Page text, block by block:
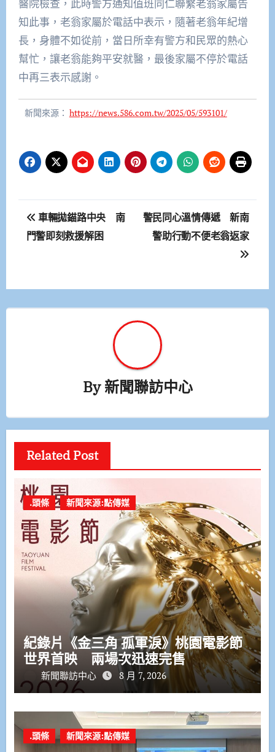
醫院檢查，此時警方通知值班同仁聯繫老翁家屬告
知此事，老翁家屬於電話中表示，隨著老翁年紀增
長，身體不如從前，當日所幸有警方和民眾的熱心
幫忙，讓老翁能夠平安就醫，最後家屬不停於電話
中再三表示感謝。
新聞來源： https://news.586.com.tw/2025/05/593101/
文
章
覽
車輛拋錨路中央 南
門警即刻救援解困
警民同心溫情傳遞 新南
警助行動不便老翁返家
By新聞聯訪中心
Related Post
.頭條 新聞來源:點傳媒
紀錄片《金三角 孤軍淚》桃園電影節
世界首映 兩場次迅速完售
新聞聯訪中心 8 月 7, 2026
.頭條 新聞來源:點傳媒